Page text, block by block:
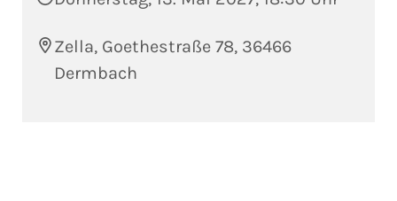
Zella, Goethestraße 78, 36466
Dermbach